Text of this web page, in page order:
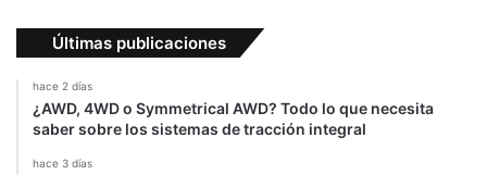
e
p
S
Últimas publicaciones
hace 2 días
¿AWD, 4WD o Symmetrical AWD? Todo lo que necesita
saber sobre los sistemas de tracción integral
hace 3 días